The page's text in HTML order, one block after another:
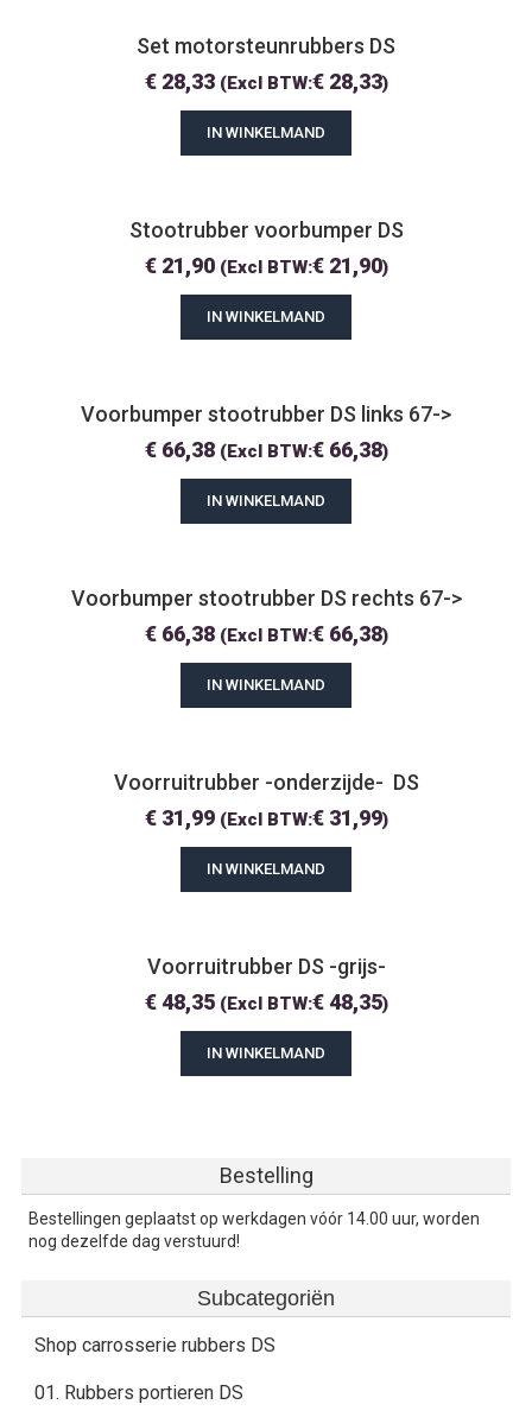
Set motorsteunrubbers DS
€28,33 (Excl BTW:€28,33)
IN WINKELMAND
Stootrubber voorbumper DS
€21,90 (Excl BTW:€21,90)
IN WINKELMAND
Voorbumper stootrubber DS links 67->
€66,38 (Excl BTW:€66,38)
IN WINKELMAND
Voorbumper stootrubber DS rechts 67->
€66,38 (Excl BTW:€66,38)
IN WINKELMAND
Voorruitrubber -onderzijde-  DS
€31,99 (Excl BTW:€31,99)
IN WINKELMAND
Voorruitrubber DS -grijs-
€48,35 (Excl BTW:€48,35)
IN WINKELMAND
Bestelling
Bestellingen geplaatst op werkdagen vóór 14.00 uur, worden
nog dezelfde dag verstuurd!
Subcategoriën
Shop carrosserie rubbers DS
01. Rubbers portieren DS